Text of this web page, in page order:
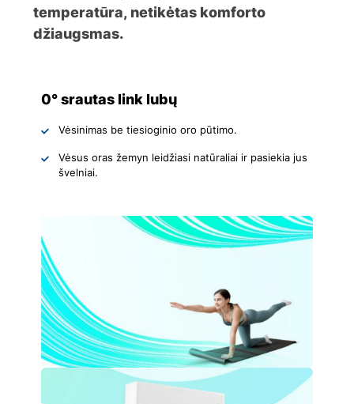
temperatūra, netikėtas komforto
džiaugsmas.
0° srautas link lubų
Vėsinimas be tiesioginio oro pūtimo.
Vėsus oras žemyn leidžiasi natūraliai ir pasiekia jus
švelniai.